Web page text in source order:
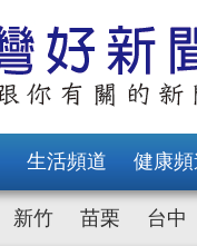
生活頻道 健康頻
新竹 苗栗 台中